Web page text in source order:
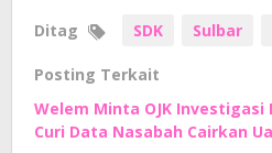
Ditag SDK Sulbar
Posting Terkait
Welem Minta OJK Investigasi
Curi Data Nasabah Cairkan